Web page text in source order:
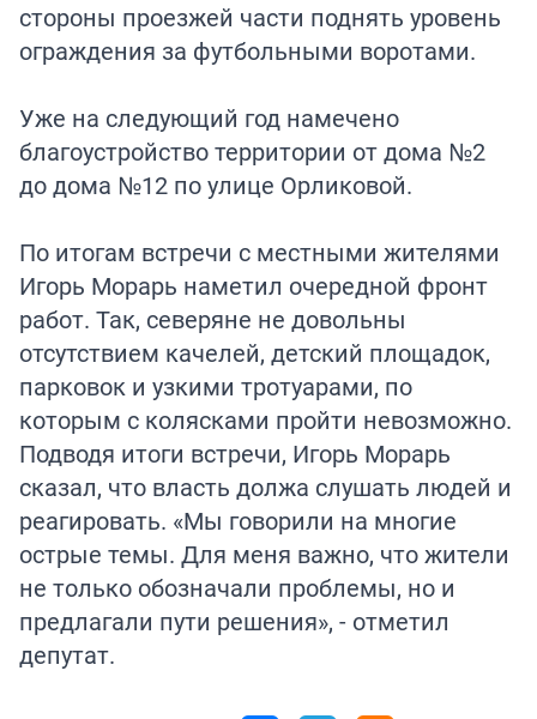
стороны проезжей части поднять уровень
ограждения за футбольными воротами.
Уже на следующий год намечено
благоустройство территории от дома №2
до дома №12 по улице Орликовой.
По итогам встречи с местными жителями
Игорь Морарь наметил очередной фронт
работ. Так, северяне не довольны
отсутствием качелей, детский площадок,
парковок и узкими тротуарами, по
которым с колясками пройти невозможно.
Подводя итоги встречи, Игорь Морарь
сказал, что власть должа слушать людей и
реагировать. «Мы говорили на многие
острые темы. Для меня важно, что жители
не только обозначали проблемы, но и
предлагали пути решения», - отметил
депутат.